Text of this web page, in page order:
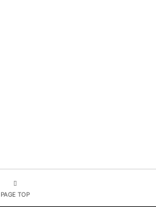
PAGE TOP